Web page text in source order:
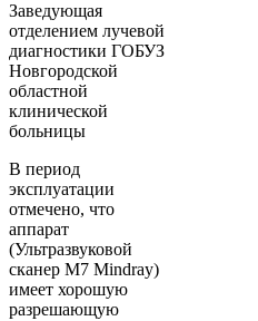
Заведующая
отделением лучевой
диагностики ГОБУЗ
Новгородской
областной
клинической
больницы
В период
эксплуатации
отмечено, что
аппарат
(Ультразвуковой
сканер М7 Mindray)
имеет хорошую
разрешающую